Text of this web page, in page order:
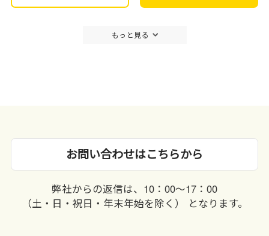
もっと見る
お問い合わせはこちらから
弊社からの返信は、10：00〜17：00
（土・日・祝日・年末年始を除く） となります。